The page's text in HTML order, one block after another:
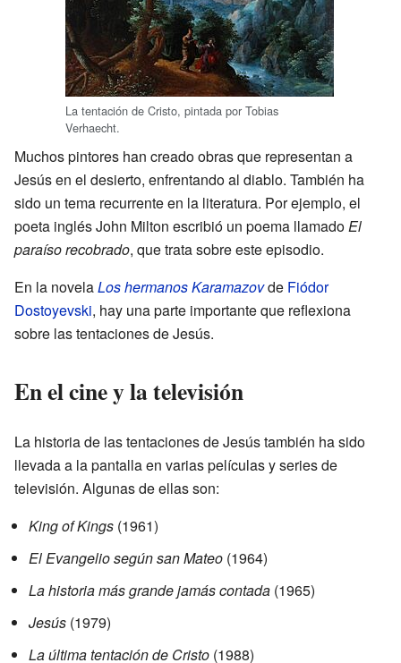
La tentación de Cristo, pintada por Tobias
Verhaecht.
Muchos pintores han creado obras que representan a
Jesús en el desierto, enfrentando al diablo. También ha
sido un tema recurrente en la literatura. Por ejemplo, el
poeta inglés John Milton escribió un poema llamado El
paraíso recobrado, que trata sobre este episodio.
En la novelaLos hermanos Karamazovde Fiódor
Dostoyevski, hay una parte importante que reflexiona
sobre las tentaciones de Jesús.
En el cine y la televisión
La historia de las tentaciones de Jesús también ha sido
llevada a la pantalla en varias películas y series de
televisión. Algunas de ellas son:
King of Kings (1961)
El Evangelio según san Mateo (1964)
La historia más grande jamás contada (1965)
Jesús (1979)
La última tentación de Cristo (1988)